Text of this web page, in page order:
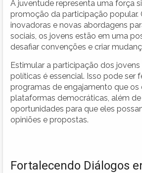
A juventude representa uma força
promoção da participação popular.
inovadoras e novas abordagens
sociais, os jovens estão em uma
desafiar convenções e criar
Estimular a participação dos
políticas é essencial. Isso pode ser
programas de engajamento que os
plataformas democráticas, além
oportunidades para que eles
opiniões e propostas.
Fortalecendo Diálogos